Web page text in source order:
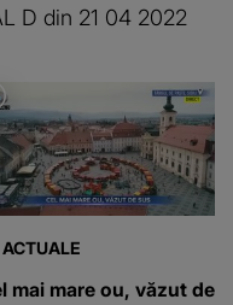
D din 21 04 2022
ACTUALE
mai mare ou, văzut de